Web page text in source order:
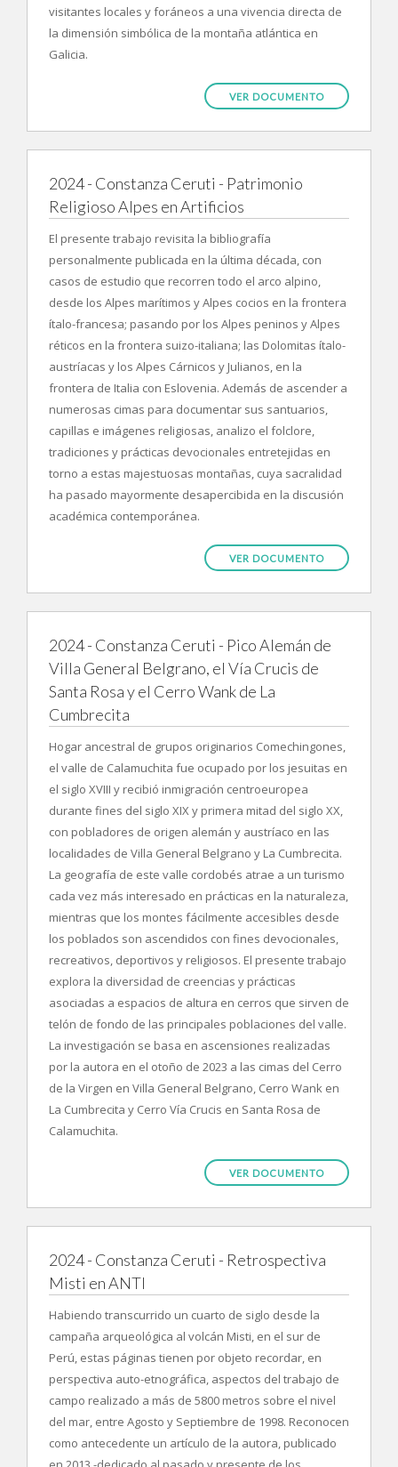
visitantes locales y foráneos a una vivencia directa de
la dimensión simbólica de la montaña atlántica en
Galicia.
VER DOCUMENTO
2024 - Constanza Ceruti - Patrimonio
Religioso Alpes en Artificios
El presente trabajo revisita la bibliografía
personalmente publicada en la última década, con
casos de estudio que recorren todo el arco alpino,
desde los Alpes marítimos y Alpes cocios en la frontera
ítalo-francesa; pasando por los Alpes peninos y Alpes
réticos en la frontera suizo-italiana; las Dolomitas ítalo-
austríacas y los Alpes Cárnicos y Julianos, en la
frontera de Italia con Eslovenia. Además de ascender a
numerosas cimas para documentar sus santuarios,
capillas e imágenes religiosas, analizo el folclore,
tradiciones y prácticas devocionales entretejidas en
torno a estas majestuosas montañas, cuya sacralidad
ha pasado mayormente desapercibida en la discusión
académica contemporánea.
VER DOCUMENTO
2024 - Constanza Ceruti - Pico Alemán de
Villa General Belgrano, el Vía Crucis de
Santa Rosa y el Cerro Wank de La
Cumbrecita
Hogar ancestral de grupos originarios Comechingones,
el valle de Calamuchita fue ocupado por los jesuitas en
el siglo XVIII y recibió inmigración centroeuropea
durante fines del siglo XIX y primera mitad del siglo XX,
con pobladores de origen alemán y austríaco en las
localidades de Villa General Belgrano y La Cumbrecita.
La geografía de este valle cordobés atrae a un turismo
cada vez más interesado en prácticas en la naturaleza,
mientras que los montes fácilmente accesibles desde
los poblados son ascendidos con fines devocionales,
recreativos, deportivos y religiosos. El presente trabajo
explora la diversidad de creencias y prácticas
asociadas a espacios de altura en cerros que sirven de
telón de fondo de las principales poblaciones del valle.
La investigación se basa en ascensiones realizadas
por la autora en el otoño de 2023 a las cimas del Cerro
de la Virgen en Villa General Belgrano, Cerro Wank en
La Cumbrecita y Cerro Vía Crucis en Santa Rosa de
Calamuchita.
VER DOCUMENTO
2024 - Constanza Ceruti - Retrospectiva
Misti en ANTI
Habiendo transcurrido un cuarto de siglo desde la
campaña arqueológica al volcán Misti, en el sur de
Perú, estas páginas tienen por objeto recordar, en
perspectiva auto-etnográfica, aspectos del trabajo de
campo realizado a más de 5800 metros sobre el nivel
del mar, entre Agosto y Septiembre de 1998. Reconocen
como antecedente un artículo de la autora, publicado